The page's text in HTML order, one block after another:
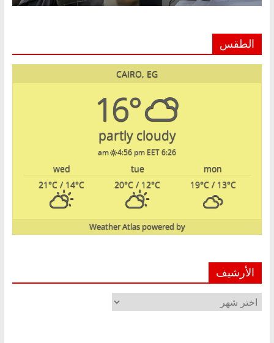
الطقس
CAIRO, EG
16°
partly cloudy
6:26 am
4:56 pm EET
mon
tue
wed
19°C/ 13°C
20°C / 12°C
21°C / 14°C
powered by
Weather Atlas
الأرشيف
الأرشيف